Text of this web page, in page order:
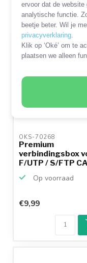
ervoor dat de
analytische functie.
beetje beter. Wil je
privacyverklaring.
Klik op ‘Oké’ om te
plaatsen we alleen
OKS-70268
Premium
verbindingsbox
F/UTP / S/FTP
Op voorraad
€9,99